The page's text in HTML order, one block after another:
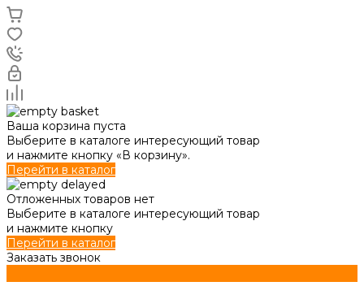
Ваша корзина пуста
Выберите в каталоге интересующий товар
и нажмите кнопку «В корзину».
Перейти в каталог
Отложенных товаров нет
Выберите в каталоге интересующий товар
и нажмите кнопку
Перейти в каталог
Заказать звонок